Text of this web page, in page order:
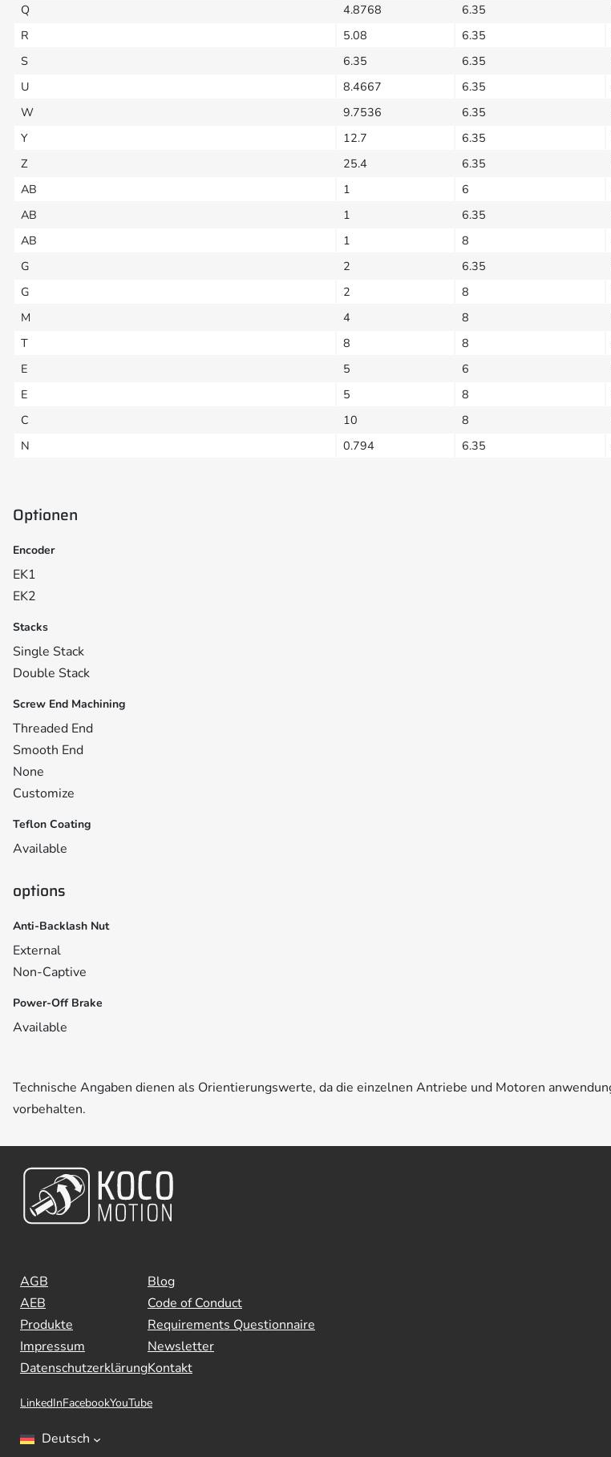
Q
4.8768 6.35
R
5.08 6.35
S
6.35 6.35
U
8.4667 6.35
W
9.7536 6.35
Y
12.7 6.35
Z
25.4 6.35
AB
1 6
AB
1 6.35
AB
1 8
G
2 6.35
G
2 8
M
4 8
T
8 8
E
5 6
E
5 8
C
10 8
N
0.794 6.35
Optionen
Encoder
EK1
EK2
Stacks
Single Stack
Double Stack
Screw End Machining
Threaded End
Smooth End
None
Customize
Teflon Coating
Available
options
Anti-Backlash Nut
External
Non-Captive
Power-Off Brake
Available
Technische Angaben dienen als Orientierungswerte, da die einzelnen Antriebe und Motoren
vorbehalten.
AGB
AEB
Produkte
Impressum
Datenschutzerklärung
Blog
Code of Conduct
Requirements Questionnaire
Newsletter
Kontakt
LinkedInFacebookYouTube
Deutsch